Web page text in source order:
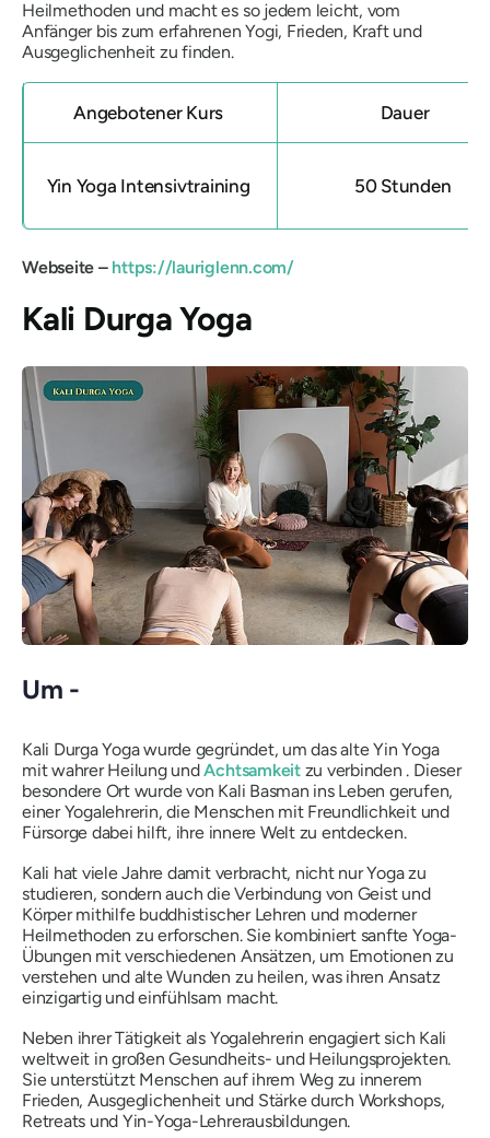
Heilmethoden und macht es so jedem leicht, vom
Anfänger bis zum erfahrenen Yogi, Frieden, Kraft und
Ausgeglichenheit zu finden.
Angebotener Kurs Dauer
Yin Yoga Intensivtraining 50 Stunden
Webseite –https://lauriglenn.com/
Kali Durga Yoga
Um -
Kali Durga Yoga wurde gegründet, um das alte Yin Yoga
mit wahrer Heilung undAchtsamkeitzu verbinden . Dieser
besondere Ort wurde von Kali Basman ins Leben gerufen,
einer Yogalehrerin, die Menschen mit Freundlichkeit und
Fürsorge dabei hilft, ihre innere Welt zu entdecken.
Kali hat viele Jahre damit verbracht, nicht nur Yoga zu
studieren, sondern auch die Verbindung von Geist und
Körper mithilfe buddhistischer Lehren und moderner
Heilmethoden zu erforschen. Sie kombiniert sanfte Yoga-
Übungen mit verschiedenen Ansätzen, um Emotionen zu
verstehen und alte Wunden zu heilen, was ihren Ansatz
einzigartig und einfühlsam macht.
Neben ihrer Tätigkeit als Yogalehrerin engagiert sich Kali
weltweit in großen Gesundheits- und Heilungsprojekten.
Sie unterstützt Menschen auf ihrem Weg zu innerem
Frieden, Ausgeglichenheit und Stärke durch Workshops,
Retreats und Yin-Yoga-Lehrerausbildungen.